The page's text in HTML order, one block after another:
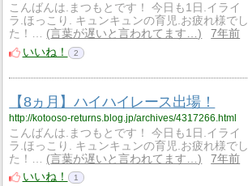
こんばんは.まつもとです！ 今日も1日.イライ
ラ.ほっこり. キュンキュンの育児.お疲れ様でし
た！…
言葉が遅いと言われてます…
7年前
いいね！
2
【8ヵ月】ハイハイレース出場！
http://kotooso-returns.blog.jp/archives/4317266.html
こんばんは.まつもとです！ 今日も1日.イライ
ラ.ほっこり. キュンキュンの育児.お疲れ様でし
た！…
言葉が遅いと言われてます…
7年前
いいね！
1